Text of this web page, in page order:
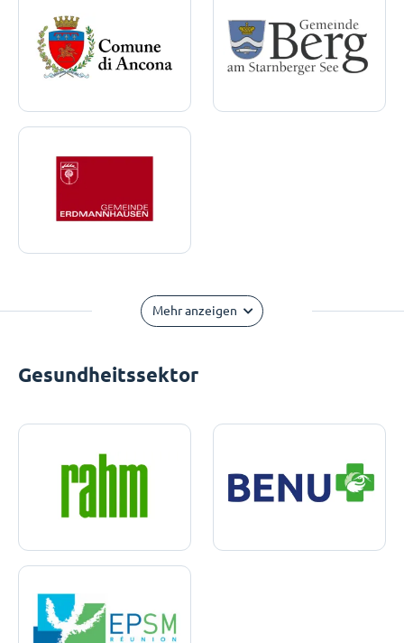
Mehr anzeigen
Gesundheitssektor